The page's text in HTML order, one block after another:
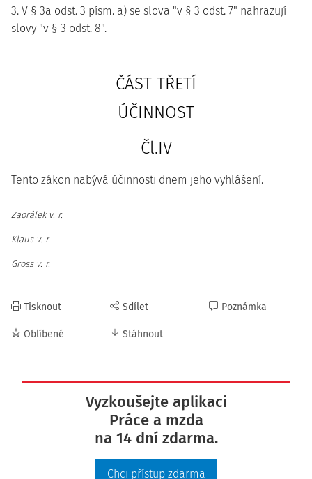
3. V § 3a odst. 3 písm. a) se slova "v § 3 odst. 7" nahrazují
slovy "v § 3 odst. 8".
ČÁST TŘETÍ
ÚČINNOST
Čl.IV
Tento zákon nabývá účinnosti dnem jeho vyhlášení.
Zaorálek v. r.
Klaus v. r.
Gross v. r.
Tisknout
Oblíbené
Sdílet
Stáhnout
Poznámka
Vyzkoušejte aplikaci
Práce a mzda
na 14 dní zdarma.
Chci přístup zdarma